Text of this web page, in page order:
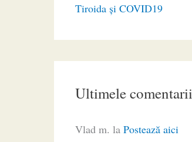
Tiroida și COVID19
Ultimele comentarii
Vlad m. la Postează aici